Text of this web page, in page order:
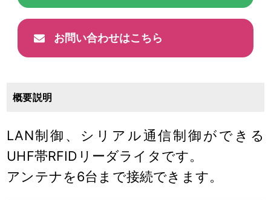
お問い合わせはこちら
概要説明
LAN制御、シリアル通信制御ができる
UHF帯RFIDリーダライタです。
アンテナを6台まで接続できます。